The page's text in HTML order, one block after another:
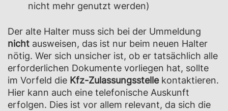
nicht mehr genutzt werden)
Der alte Halter muss sich bei der Ummeldung
nicht ausweisen, das ist nur beim neuen Halter
nötig. Wer sich unsicher ist, ob er tatsächlich alle
erforderlichen Dokumente vorliegen hat, sollte
im Vorfeld die Kfz-Zulassungsstellekontaktieren.
Hier kann auch eine telefonische Auskunft
erfolgen. Dies ist vor allem relevant, da sich die